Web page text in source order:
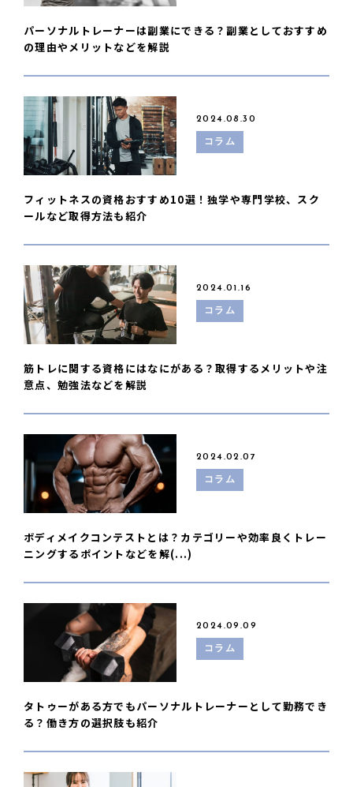
パーソナルトレーナーは副業にできる？副業としておすすめ
の理由やメリットなどを解説
2024.08.30
コラム
フィットネスの資格おすすめ10選！独学や専門学校、スク
ールなど取得方法も紹介
2024.01.16
コラム
筋トレに関する資格にはなにがある？取得するメリットや注
意点、勉強法などを解説
2024.02.07
コラム
ボディメイクコンテストとは？カテゴリーや効率良くトレー
ニングするポイントなどを解(...)
2024.09.09
コラム
タトゥーがある方でもパーソナルトレーナーとして勤務でき
る？働き方の選択肢も紹介